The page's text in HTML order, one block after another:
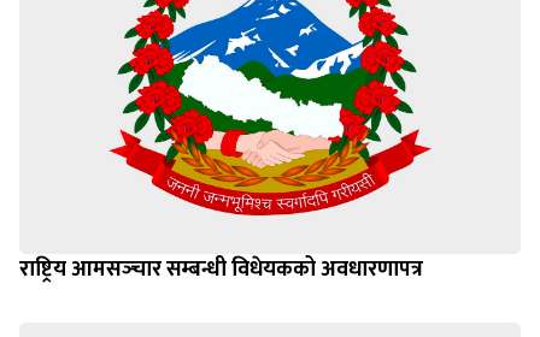
राष्ट्रिय आमसञ्‍चार सम्बन्धी विधेयकको अवधारणापत्र